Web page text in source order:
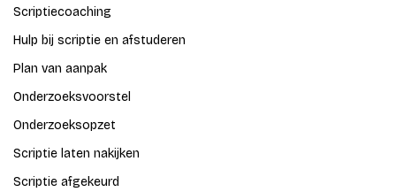
Scriptiecoaching
Hulp bij scriptie en afstuderen
Plan van aanpak
Onderzoeksvoorstel
Onderzoeksopzet
Scriptie laten nakijken
Scriptie afgekeurd